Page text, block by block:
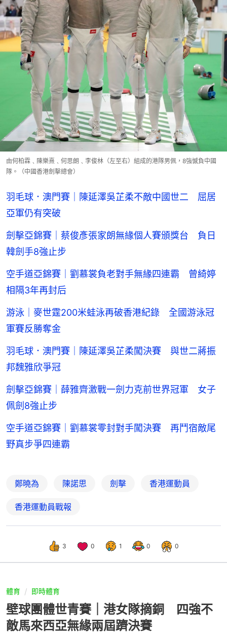
由何柏霖﹑陳樂熹﹑何思朗﹑李俊林（左至右）組成的港隊男佩，8強憾負中國
隊。（中國香港劍擊總會）
羽毛球．澳門賽｜陳延澤吳芷柔不敵中國世二 屈居
亞軍仍有突破
劍擊亞錦賽｜蔡俊彥張家朗無緣個人賽頒獎台 負日
韓劍手8強止步
空手道亞錦賽｜劉慕裳負老對手無緣四連霸 曾綺婷
相隔3年再封后
游泳｜麥世霆200米蛙泳再破香港紀錄 全國游泳冠
軍賽反勝奪金
羽毛球．澳門賽｜陳延澤吳芷柔闖決賽 與世二蔣振
邦魏雅欣爭冠
劍擊亞錦賽｜薛雅齊激戰一劍力克前世界冠軍 女子
佩劍8強止步
空手道亞錦賽｜劉慕裳零封對手闖決賽 再鬥宿敵尾
野真步爭四連霸
鄭曉為 陳諾思 劍擊 香港運動員
香港運動員戰報
3 0 1 0 0
體育 即時體育
壁球團體世青賽｜港女隊摘銅 四強不
敵馬來西亞無緣兩屆躋決賽